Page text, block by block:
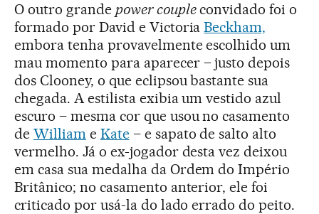
O outro grande power coupleconvidado foi o
formado por David e VictoriaBeckham,
embora tenha provavelmente escolhido um
mau momento para aparecer – justo depois
dos Clooney, o que eclipsou bastante sua
chegada. A estilista exibia um vestido azul
escuro – mesma cor que usou no casamento
de Williame Kate– e sapato de salto alto
vermelho. Já o ex-jogador desta vez deixou
em casa sua medalha da Ordem do Império
Britânico; no casamento anterior, ele foi
criticado por usá-la do lado errado do peito.